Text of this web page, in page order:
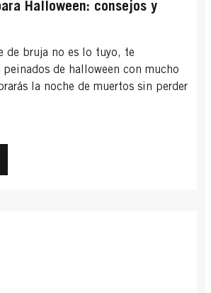
Halloween: consejos y
de bruja no es lo tuyo, te
peinados de halloween con mucho
la noche de muertos sin perder